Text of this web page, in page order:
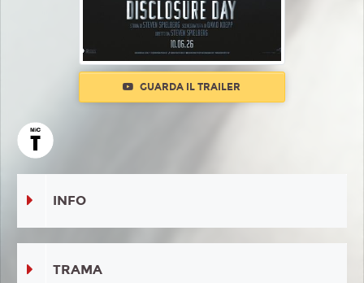
GUARDA IL TRAILER
INFO
TRAMA